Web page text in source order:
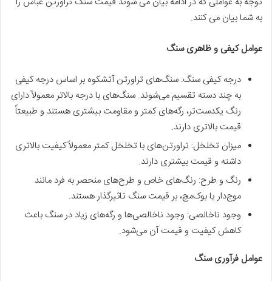
به شما بیان می کنند.
عوامل کیفی و ظاهری سنگ
درجه کیفی سنگ: سنگ‌های تراورتن آتشکوه بر اساس درجه کیفی
به چند دسته تقسیم می‌شوند. سنگ‌های با درجه بالاتر معمولاً دارای
رنگ یکدست‌تر، رگه‌های کمتر و مقاومت بیشتری هستند و طبیعتاً
قیمت بالاتری دارند.
میزان تخلخل: تراورتن‌های با تخلخل کمتر معمولاً کیفیت بالاتری
داشته و قیمت بیشتری دارند.
رنگ و طرح: رنگ‌های خاص و طرح‌های منحصر به فرد مانند
موج‌دار یا بوک‌مچ، بر قیمت سنگ تاثیرگذار هستند.
وجود ناخالصی: وجود ناخالصی‌ها و رگه‌های زیاد در سنگ باعث
کاهش کیفیت و قیمت آن می‌شود.
عوامل فرآوری سنگ